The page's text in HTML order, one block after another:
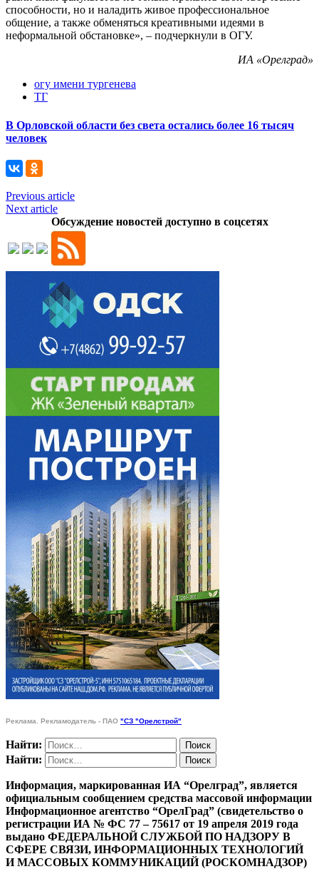
способности, но и наладить живое профессиональное
общение, а также обменяться креативными идеями в
неформальной обстановке», – подчеркнули в ОГУ.
ИА «Орелград»
огу имени тургенева
ТГ
В Орловской области без света остались более 16 тысяч
человек
Previous article
Next article
Обсуждение новостей доступно в соцсетях
Реклама. Рекламодатель - ПАО "СЗ "Орелстрой"
Найти:
Найти:
Информация, маркированная ИА “Орелград”, является
официальным сообщением средства массовой информации
Информационное агентство “ОрелГрад” (свидетельство о
регистрации ИА № ФС 77 – 75617 от 19 апреля 2019 года
выдано ФЕДЕРАЛЬНОЙ СЛУЖБОЙ ПО НАДЗОРУ В
СФЕРЕ СВЯЗИ, ИНФОРМАЦИОННЫХ ТЕХНОЛОГИЙ
И МАССОВЫХ КОММУНИКАЦИЙ (РОСКОМНАДЗОР)